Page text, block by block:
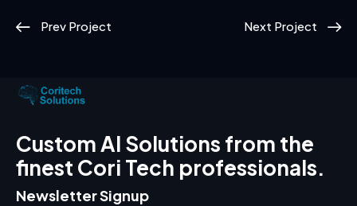
Prev Project Next Project
Custom AI Solutions from the
finest Cori Tech professionals.
Newsletter Signup